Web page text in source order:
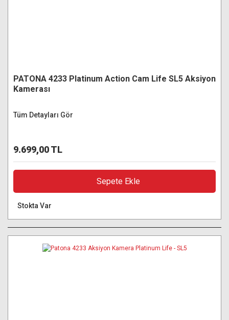
PATONA 4233 Platinum Action Cam Life SL5 Aksiyon
Kamerası
Tüm Detayları Gör
9.699,00 TL
Sepete Ekle
Stokta Var